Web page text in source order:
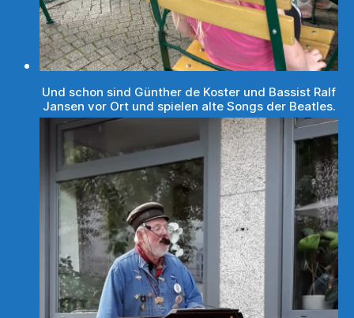
Und schon sind Günther de Koster und Bassist Ralf
Jansen vor Ort und spielen alte Songs der Beatles.